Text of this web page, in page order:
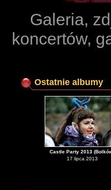
Galeria,
koncertów,
Ostatnie albumy
Castle Party 2013
17 lipca 2013